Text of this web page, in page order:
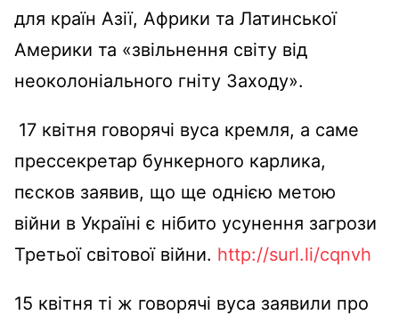
для країн Азії, Африки та Латинської
Америки та «звільнення світу від
неоколоніального гніту Заходу».
17 квітня говорячі вуса кремля, а саме
прессекретар бункерного карлика,
пєсков заявив, що ще однією метою
війни в Україні є нібито усунення загрози
Третьої світової війни. http://surl.li/cqnvh
15 квітня ті ж говорячі вуса заявили про